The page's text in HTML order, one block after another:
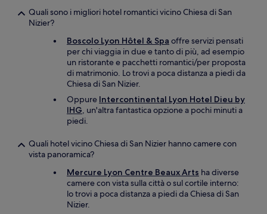
Quali sono i migliori hotel romantici vicino Chiesa di San
Nizier?
Boscolo Lyon Hôtel & Spa offre servizi pensati
per chi viaggia in due e tanto di più, ad esempio
un ristorante e pacchetti romantici/per proposta
di matrimonio. Lo trovi a poca distanza a piedi da
Chiesa di San Nizier.
Oppure Intercontinental Lyon Hotel Dieu by
IHG, un'altra fantastica opzione a pochi minuti a
piedi.
Quali hotel vicino Chiesa di San Nizier hanno camere con
vista panoramica?
Mercure Lyon Centre Beaux Arts ha diverse
camere con vista sulla città o sul cortile interno:
lo trovi a poca distanza a piedi da Chiesa di San
Nizier.